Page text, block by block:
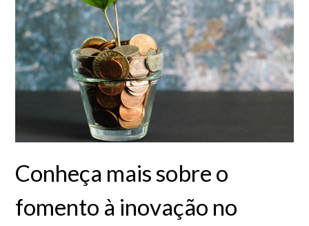
Conheça mais sobre o
fomento à inovação no